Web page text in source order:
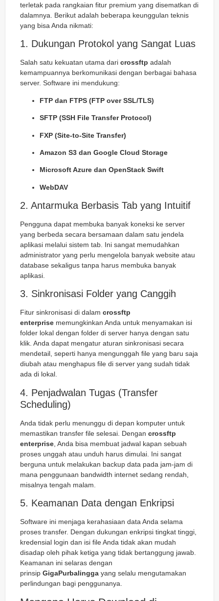
terletak pada rangkaian fitur premium yang disematkan di
dalamnya. Berikut adalah beberapa keunggulan teknis
yang bisa Anda nikmati:
1. Dukungan Protokol yang Sangat Luas
Salah satu kekuatan utama dari crossftp adalah
kemampuannya berkomunikasi dengan berbagai bahasa
server. Software ini mendukung:
FTP dan FTPS (FTP over SSL/TLS)
SFTP (SSH File Transfer Protocol)
FXP (Site-to-Site Transfer)
Amazon S3 dan Google Cloud Storage
Microsoft Azure dan OpenStack Swift
WebDAV
2. Antarmuka Berbasis Tab yang Intuitif
Pengguna dapat membuka banyak koneksi ke server
yang berbeda secara bersamaan dalam satu jendela
aplikasi melalui sistem tab. Ini sangat memudahkan
administrator yang perlu mengelola banyak website atau
database sekaligus tanpa harus membuka banyak
aplikasi.
3. Sinkronisasi Folder yang Canggih
Fitur sinkronisasi di dalam crossftp
enterprise memungkinkan Anda untuk menyamakan isi
folder lokal dengan folder di server hanya dengan satu
klik. Anda dapat mengatur aturan sinkronisasi secara
mendetail, seperti hanya mengunggah file yang baru saja
diubah atau menghapus file di server yang sudah tidak
ada di lokal.
4. Penjadwalan Tugas (Transfer
Scheduling)
Anda tidak perlu menunggu di depan komputer untuk
memastikan transfer file selesai. Dengan crossftp
enterprise , Anda bisa membuat jadwal kapan sebuah
proses unggah atau unduh harus dimulai. Ini sangat
berguna untuk melakukan backup data pada jam-jam di
mana penggunaan bandwidth internet sedang rendah,
misalnya tengah malam.
5. Keamanan Data dengan Enkripsi
Software ini menjaga kerahasiaan data Anda selama
proses transfer. Dengan dukungan enkripsi tingkat tinggi,
kredensial login dan isi file Anda tidak akan mudah
disadap oleh pihak ketiga yang tidak bertanggung jawab.
Keamanan ini selaras dengan
prinsip GigaPurbalingga yang selalu mengutamakan
perlindungan bagi penggunanya.